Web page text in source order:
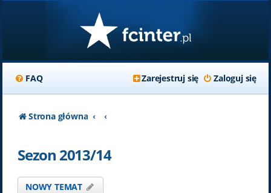
FAQ Zaloguj się
Zarejestruj się
Strona główna
Sezon 2013/14
NOWY TEMAT